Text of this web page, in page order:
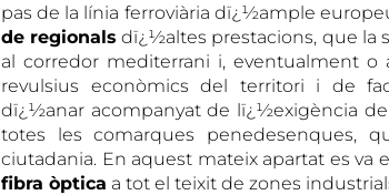
pas de la línia ferroviària dï¿½ample
de regionals dï¿½altes prestacions, que la
al corredor mediterrani i, eventualment o
revulsius econòmics del territori i de
dï¿½anar acompanyat de lï¿½exigència de
totes les comarques
ciutadania. En aquest mateix apartat es
fibra òptica a tot el teixit de zones